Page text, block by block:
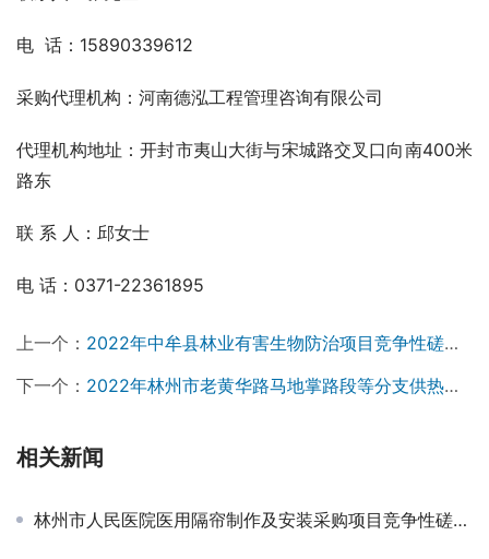
电  话：15890339612
采购代理机构：河南德泓工程管理咨询有限公司
代理机构地址：开封市夷山大街与宋城路交叉口向南400米
路东
联 系 人：邱女士
电 话：0371-22361895
上一个： 2022年中牟县林业有害生物防治项目竞争性磋商公告
下一个： 2022年林州市老黄华路马地掌路段等分支供热管网材料采购项目招标公告
相关新闻
林州市人民医院医用隔帘制作及安装采购项目竞争性磋商公告